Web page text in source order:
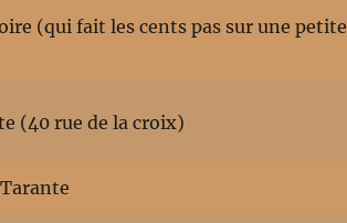
(qui fait les cents pas sur une petite
(40 rue de la croix)